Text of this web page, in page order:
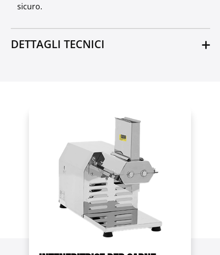
sicuro.
DETTAGLI TECNICI
Distanza dall'attacco di taglio alla piastra
Lunghezza del cavo [m]
Dimensioni dell'ingresso